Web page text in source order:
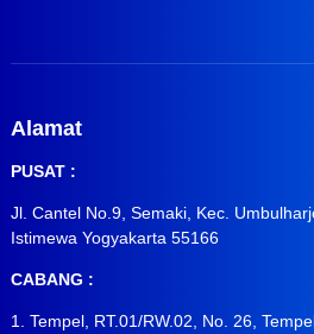
Alamat
PUSAT :
Jl. Cantel No.9, Semaki, Kec.
Istimewa Yogyakarta 55166
CABANG :
1. Tempel, RT.01/RW.02, No. 26,